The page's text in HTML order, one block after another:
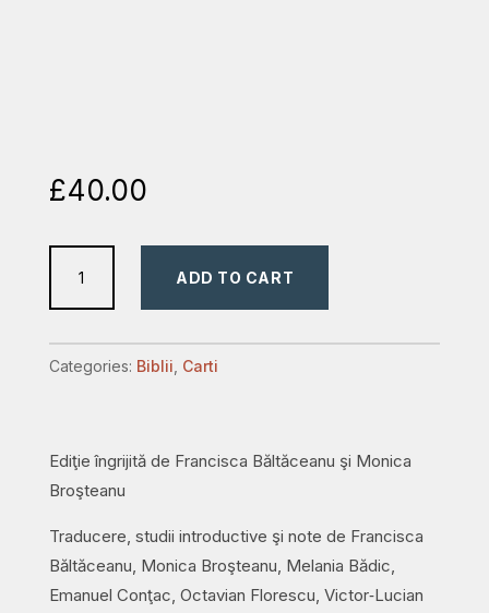
£40.00
după
ebraic.
1
Regi
quantity
ADD TO CART
Categories: Biblii, Carti
Ediţie îngrijită de Francisca Băltăceanu şi Monica
Broşteanu
Traducere, studii introductive şi note de Francisca
Băltăceanu, Monica Broşteanu, Melania Bădic,
Emanuel Conţac, Octavian Florescu, Victor‑Lucian